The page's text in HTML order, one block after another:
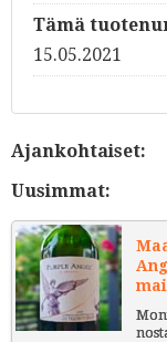
Tämä
15.05.2021
Ajankohtaiset:
Uusimmat: